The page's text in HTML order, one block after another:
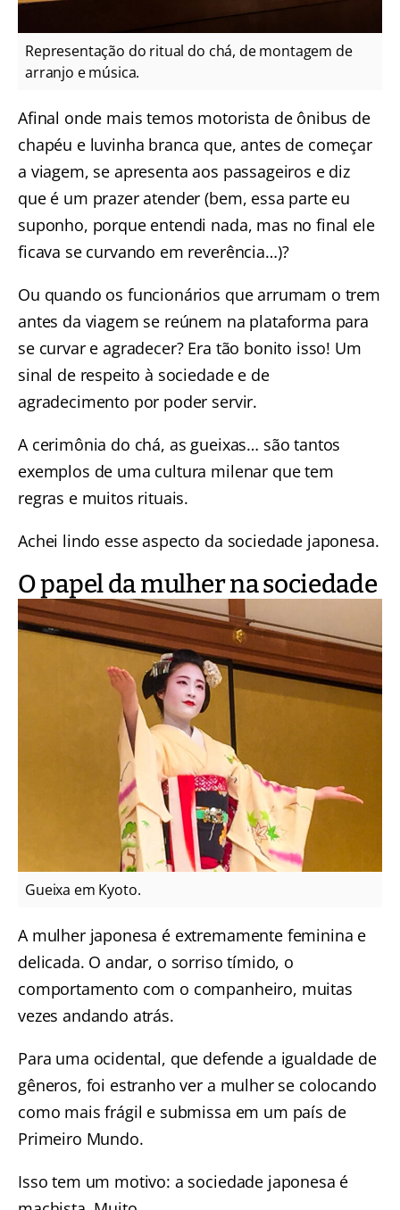
Representação do ritual do chá, de montagem de
arranjo e música.
Afinal onde mais temos motorista de ônibus de
chapéu e luvinha branca que, antes de começar
a viagem, se apresenta aos passageiros e diz
que é um prazer atender (bem, essa parte eu
suponho, porque entendi nada, mas no final ele
ficava se curvando em reverência…)?
Ou quando os funcionários que arrumam o trem
antes da viagem se reúnem na plataforma para
se curvar e agradecer? Era tão bonito isso! Um
sinal de respeito à sociedade e de
agradecimento por poder servir.
A cerimônia do chá, as gueixas… são tantos
exemplos de uma cultura milenar que tem
regras e muitos rituais.
Achei lindo esse aspecto da sociedade japonesa.
O papel da mulher na sociedade
Gueixa em Kyoto.
A mulher japonesa é extremamente feminina e
delicada. O andar, o sorriso tímido, o
comportamento com o companheiro, muitas
vezes andando atrás.
Para uma ocidental, que defende a igualdade de
gêneros, foi estranho ver a mulher se colocando
como mais frágil e submissa em um país de
Primeiro Mundo.
Isso tem um motivo: a sociedade japonesa é